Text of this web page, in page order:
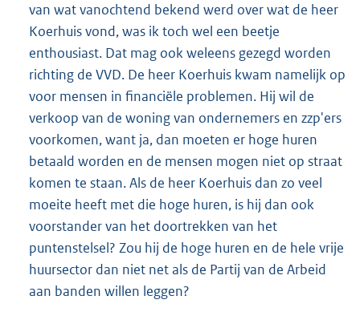
van wat vanochtend bekend werd over wat de heer
Koerhuis vond, was ik toch wel een beetje
enthousiast. Dat mag ook weleens gezegd worden
richting de VVD. De heer Koerhuis kwam namelijk op
voor mensen in financiële problemen. Hij wil de
verkoop van de woning van ondernemers en zzp'ers
voorkomen, want ja, dan moeten er hoge huren
betaald worden en de mensen mogen niet op straat
komen te staan. Als de heer Koerhuis dan zo veel
moeite heeft met die hoge huren, is hij dan ook
voorstander van het doortrekken van het
puntenstelsel? Zou hij de hoge huren en de hele vrije
huursector dan niet net als de Partij van de Arbeid
aan banden willen leggen?